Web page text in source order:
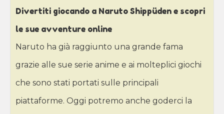
Divertiti giocando a Naruto Shippüden e scopri
le sue avventure online
Naruto ha già raggiunto una grande fama
grazie alle sue serie anime e ai molteplici giochi
che sono stati portati sulle principali
piattaforme. Oggi potremo anche goderci la